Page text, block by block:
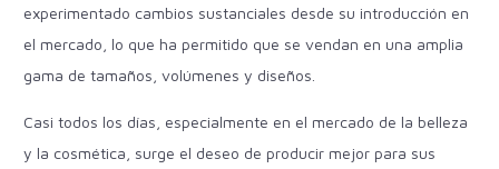
experimentado cambios sustanciales desde su introducción en
el mercado, lo que ha permitido que se vendan en una amplia
gama de tamaños, volúmenes y diseños.
Casi todos los días, especialmente en el mercado de la belleza
y la cosmética, surge el deseo de producir mejor para sus